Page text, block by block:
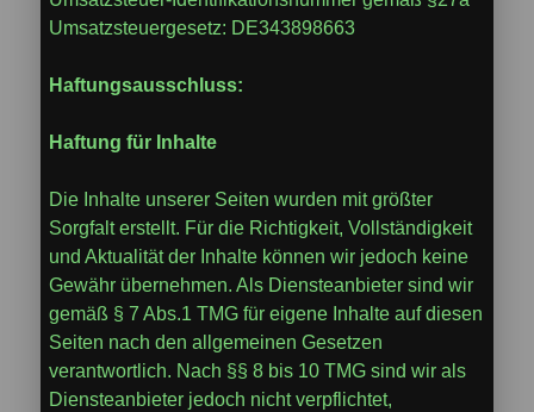
Umsatzsteuergesetz: DE343898663
Haftungsausschluss:
Haftung für Inhalte
Die Inhalte unserer Seiten wurden mit größter
Sorgfalt erstellt. Für die Richtigkeit, Vollständigkeit
und Aktualität der Inhalte können wir jedoch keine
Gewähr übernehmen. Als Diensteanbieter sind wir
gemäß § 7 Abs.1 TMG für eigene Inhalte auf diesen
Seiten nach den allgemeinen Gesetzen
verantwortlich. Nach §§ 8 bis 10 TMG sind wir als
Diensteanbieter jedoch nicht verpflichtet,